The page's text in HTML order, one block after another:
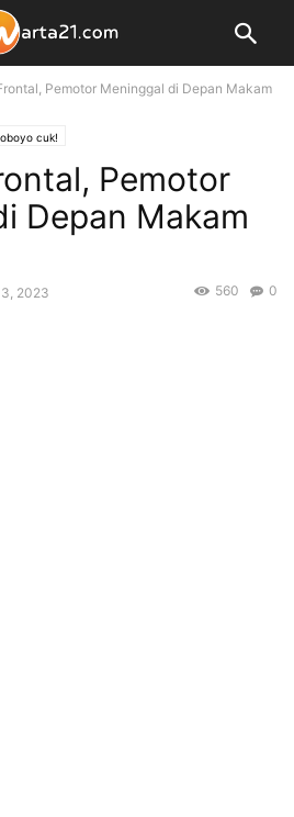
Pemotor Meninggal di Depan Makam
cuk!
Pemotor
Depan Makam
2023 0
560